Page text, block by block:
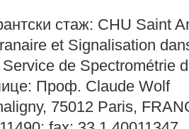
стаж: CHU Saint
et Signalisation
de Spectrométrie
Проф. Claude Wolf
75012 Paris,